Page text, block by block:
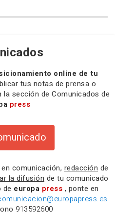
online de tu
tus notas de prensa o
sección de Comunicados de
press
en comunicación, redacción de
la difusión de tu comunicado
de europa press , ponte en
913592600